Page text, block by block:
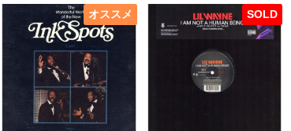
オススメ SOLD